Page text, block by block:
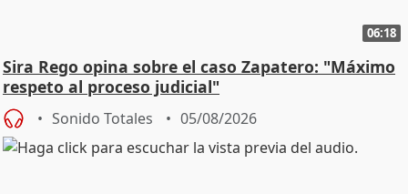
06:18
Sira Rego opina sobre el caso Zapatero: "Máximo
respeto al proceso judicial"
Sonido Totales 05/08/2026